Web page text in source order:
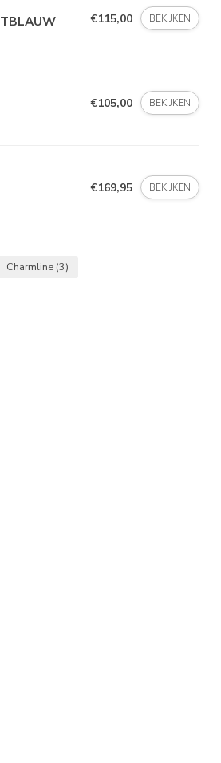
€115,00 BEKIJKEN
€105,00 BEKIJKEN
€169,95 BEKIJKEN
Charmline (3)